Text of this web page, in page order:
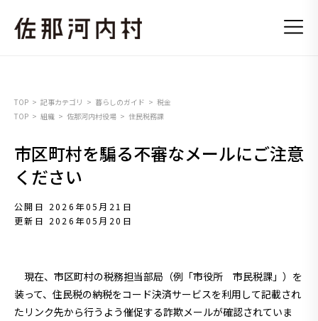
TOP 記事カテゴリ 暮らしのガイド
税金
TOP
組織 佐那河内村役場 住民税務課
市区町村を騙る不審なメールにご注意
ください
公開日 2026年05月21日
更新日 2026年05月20日
現在、市区町村の税務担当部局（例「市役所 市民税課」）を
装って、住民税の納税をコード決済サービスを利用して記載され
たリンク先から行うよう催促する詐欺メールが確認されていま